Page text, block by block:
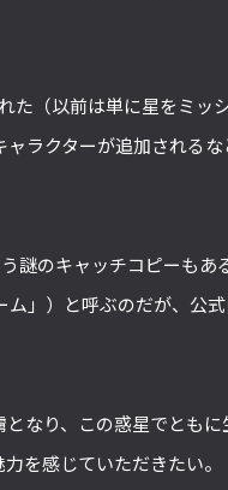
た（以前は単に星をミッ
ラクターが追加される
謎のキャッチコピーもあ
」）と呼ぶのだが、公
なり、この惑星でともに
を感じていただきたい。